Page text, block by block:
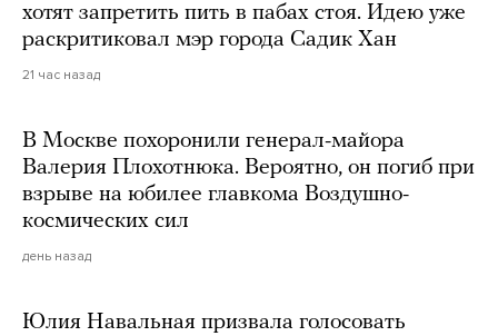
хотят запретить пить в пабах стоя. Идею уже
раскритиковал мэр города Садик Хан
21 час назад
В Москве похоронили генерал-майора
Валерия Плохотнюка. Вероятно, он погиб при
взрыве на юбилее главкома Воздушно-
космических сил
день назад
Юлия Навальная призвала голосовать